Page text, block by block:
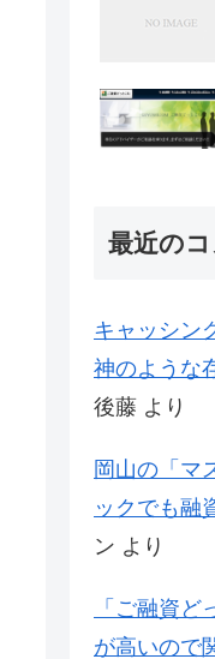
最近の
キャッシン
神のような
後藤 より
岡山の「マ
ックでも融
ン より
「ご融資
が高いので